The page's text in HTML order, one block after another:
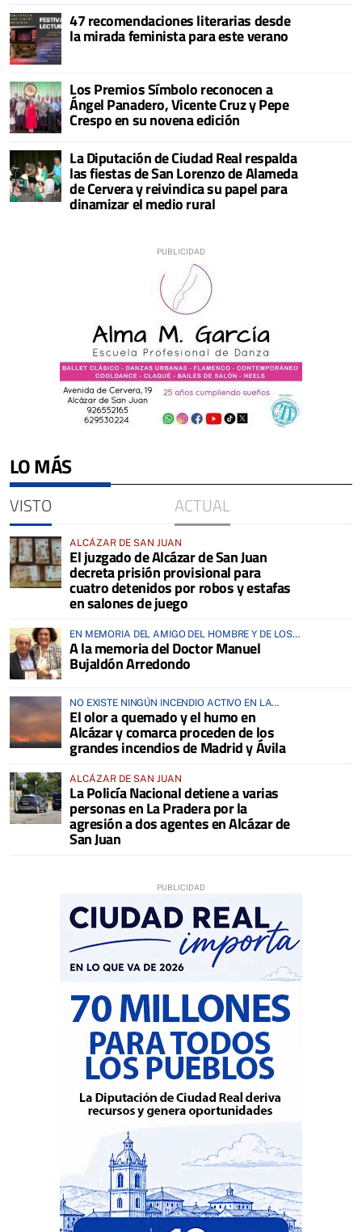
47 recomendaciones literarias desde
la mirada feminista para este verano
Los Premios Símbolo reconocen a
Ángel Panadero, Vicente Cruz y Pepe
Crespo en su novena edición
La Diputación de Ciudad Real respalda
las fiestas de San Lorenzo de Alameda
de Cervera y reivindica su papel para
dinamizar el medio rural
LO MÁS
VISTO ACTUAL
ALCÁZAR DE SAN JUAN
El juzgado de Alcázar de San Juan
decreta prisión provisional para
cuatro detenidos por robos y estafas
en salones de juego
EN MEMORIA DEL AMIGO DEL HOMBRE Y DE LOS
ANIMALES
A la memoria del Doctor Manuel
Bujaldón Arredondo
NO EXISTE NINGÚN INCENDIO ACTIVO EN LA
COMARCA
El olor a quemado y el humo en
Alcázar y comarca proceden de los
grandes incendios de Madrid y Ávila
ALCÁZAR DE SAN JUAN
La Policía Nacional detiene a varias
personas en La Pradera por la
agresión a dos agentes en Alcázar de
San Juan